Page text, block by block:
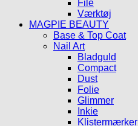
File
Værktøj
MAGPIE BEAUTY
Base & Top Coat
Nail Art
Bladguld
Compact
Dust
Folie
Glimmer
Inkie
Klistermærker